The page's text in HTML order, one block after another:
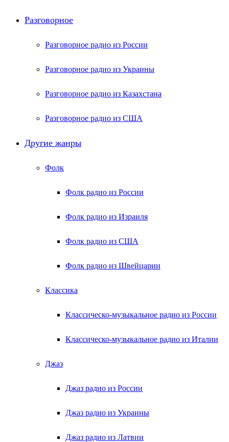
Разговорное
Разговорное радио из России
Разговорное радио из Украины
Разговорное радио из Казахстана
Разговорное радио из США
Другие жанры
Фолк
Фолк радио из России
Фолк радио из Израиля
Фолк радио из США
Фолк радио из Швейцарии
Классика
Классическо-музыкальное радио из России
Классическо-музыкальное радио из Италии
Джаз
Джаз радио из России
Джаз радио из Украины
Джаз радио из Латвии